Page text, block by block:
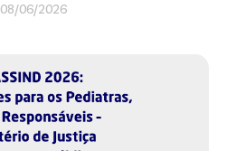
08/06/2026